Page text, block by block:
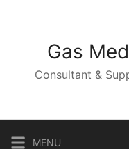
Gas
Consultant &
MENU